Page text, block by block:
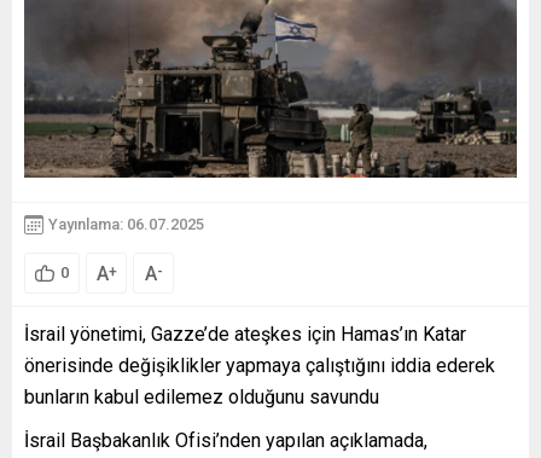
Yayınlama: 06.07.2025
0 A+ A-
İsrail yönetimi, Gazze’de ateşkes için Hamas’ın Katar
önerisinde değişiklikler yapmaya çalıştığını iddia ederek
bunların kabul edilemez olduğunu savundu
İsrail Başbakanlık Ofisi’nden yapılan açıklamada,